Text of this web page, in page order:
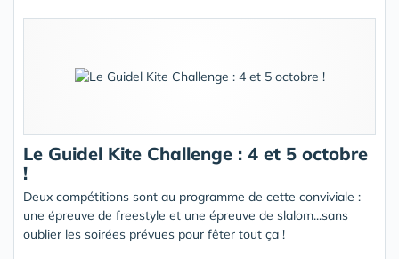
Le Guidel Kite Challenge : 4 et 5 octobre
!
Deux compétitions sont au programme de cette conviviale :
une épreuve de freestyle et une épreuve de slalom...sans
oublier les soirées prévues pour fêter tout ça !